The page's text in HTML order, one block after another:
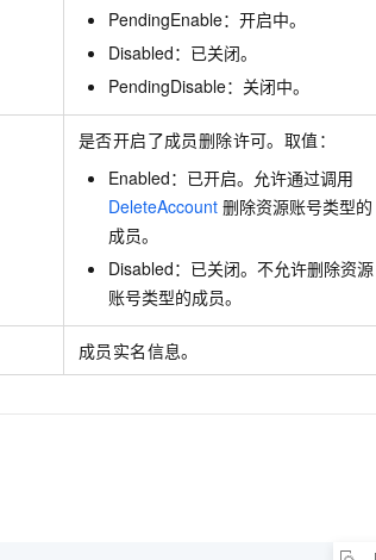
PendingEnable：开启中。
Disabled：已关闭。
PendingDisable：关闭中。
是否开启了成员删除许可。取值：
Enabled：已开启。允许通过调用
DeleteAccount 删除资源账号类型的
成员。
Disabled：已关闭。不允许删除资源
账号类型的成员。
成员实名信息。